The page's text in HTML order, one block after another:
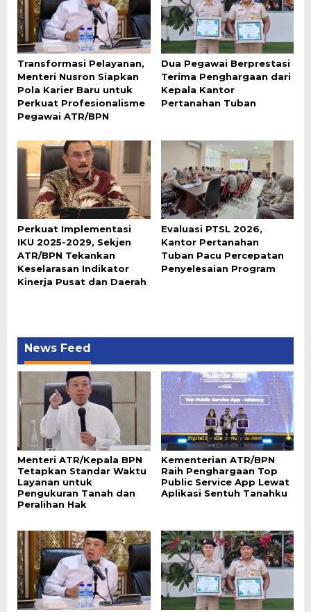
Transformasi Pelayanan,
Menteri Nusron Siapkan
Pola Karier Baru untuk
Perkuat Profesionalisme
Pegawai ATR/BPN
Dua Pegawai Berprestasi
Terima Penghargaan dari
Kepala Kantor
Pertanahan Tuban
Perkuat Implementasi
IKU 2025-2029, Sekjen
ATR/BPN Tekankan
Keselarasan Indikator
Kinerja Pusat dan Daerah
Evaluasi PTSL 2026,
Kantor Pertanahan
Tuban Pacu Percepatan
Penyelesaian Program
News Feed
Menteri ATR/Kepala BPN
Tetapkan Standar Waktu
Layanan untuk
Pengukuran Tanah dan
Peralihan Hak
Kementerian ATR/BPN
Raih Penghargaan Top
Public Service App Lewat
Aplikasi Sentuh Tanahku